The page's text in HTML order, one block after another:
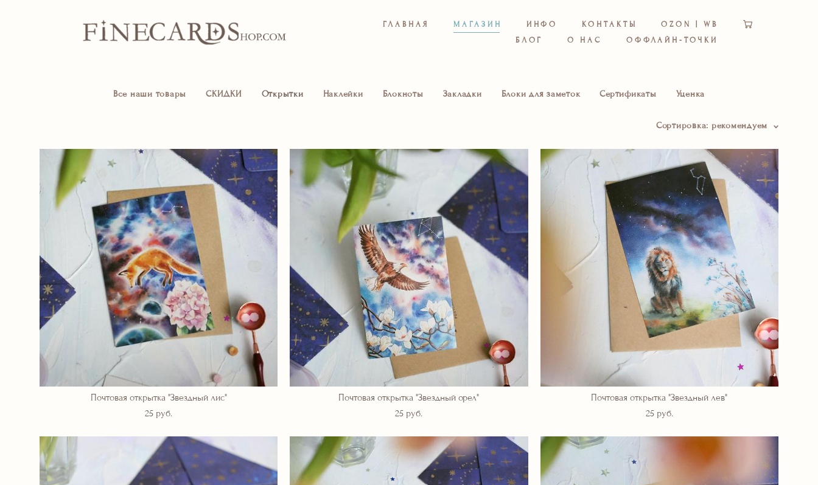
ГЛАВНАЯ МАГАЗИН ИНФО КОНТАКТЫ
OZON | WB
БЛОГ
О НАС ОФФЛАЙН-ТОЧКИ
Все наши товары СКИДКИ Открытки Наклейки Блокноты Закладки Блоки для заметок Сертификаты Уценка
Сортировка: рекомендуем
Почтовая открытка "Звездный лис"
25 pуб.
Почтовая открытка "Звездный орел"
25 pуб.
Почтовая открытка "Звездный лев"
25 pуб.